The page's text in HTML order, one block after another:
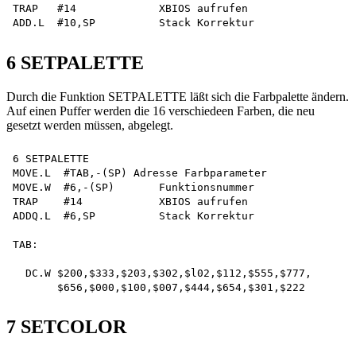
TRAP   #14             XBIOS aufrufen
6 SETPALETTE
Durch die Funktion SETPALETTE läßt sich die Farbpalette ändern.
Auf einen Puffer werden die 16 verschiedeen Farben, die neu
gesetzt werden müssen, abgelegt.
6 SETPALETTE
MOVE.L  #TAB,-(SP) Adresse Farbparameter
MOVE.W  #6,-(SP)       Funktionsnummer
TRAP    #14            XBIOS aufrufen
ADDQ.L  #6,SP          Stack Korrektur
TAB:
  DC.W $200,$333,$203,$302,$l02,$112,$555,$777,
7 SETCOLOR